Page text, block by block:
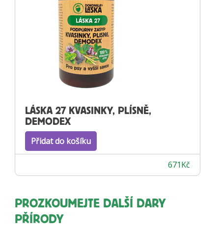
LÁSKA 27 KVASINKY, PLÍSNĚ,
DEMODEX
Přidat do košíku
671Kč
PROZKOUMEJTE DALŠÍ DARY
PŘÍRODY